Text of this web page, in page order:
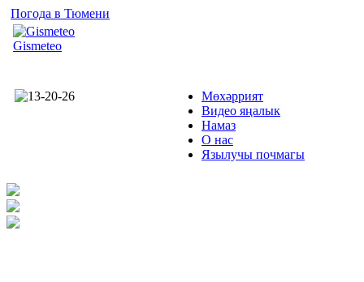
Погода в Тюмени
Gismeteo
Мөхәррият
Видео яңалык
Намаз
О нас
Язылучы почмагы